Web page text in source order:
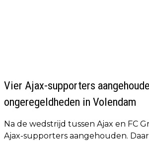
Vier Ajax-supporters
ongeregeldheden in Volendam
Na de wedstrijd tussen Ajax en FC
Ajax-supporters aangehouden.